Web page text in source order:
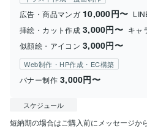
広告・商品マンガ 10,000円〜
挿絵・カット作成 3,000円〜 キャ
似顔絵・アイコン 3,000円〜
Web制作・HP作成・EC構築
バナー制作 3,000円〜
スケジュール
短納期の場合はご購入前にメッセージか